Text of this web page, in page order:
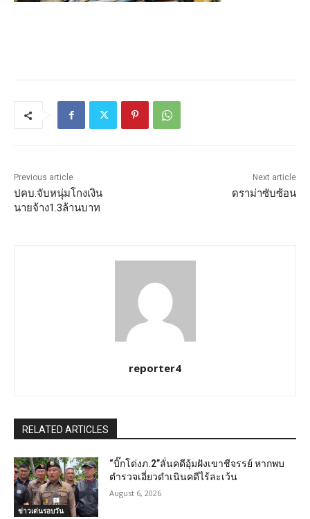
Previous article
ปคบ.จับหนุ่มโกงเงิน
นายจ้าง1.3ล้านบาท
Next article
ดราม่าซับซ้อน
reporter4
RELATED ARTICLES
ข่าวเด่นรอบวัน
“บิ๊กโด่งภ.2”ลั่นคดีอุ้มฝังเขาชีจรรย์ หากพบ
ตำรวจเอี่ยวดำเนินคดีไร้ละเว้น
August 6, 2026